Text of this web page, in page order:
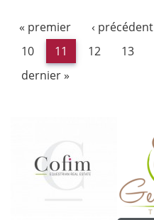
« premier ‹ précédent
10
11 12 13
dernier »